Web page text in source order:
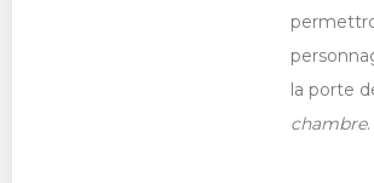
la porte
chambre.